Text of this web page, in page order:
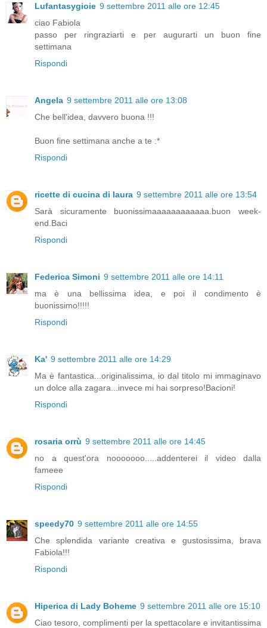
Lufantasygioie 9 settembre 2011 alle ore 12:45
ciao Fabiola
passo per ringraziarti e per augurarti un buon fine
settimana
Rispondi
Angela 9 settembre 2011 alle ore 13:08
Che bell'idea, davvero buona !!!
Buon fine settimana anche a te :*
Rispondi
ricette di cucina di laura 9 settembre 2011 alle ore 13:54
Sarà sicuramente buonissimaaaaaaaaaaaa.buon week-
end.Baci
Rispondi
Federica Simoni 9 settembre 2011 alle ore 14:11
ma è una bellissima idea, e poi il condimento è
buonissimo!!!!!
Rispondi
Ka' 9 settembre 2011 alle ore 14:29
Ma è fantastica...originalissima, io dal titolo mi immaginavo
un dolce alla zagara...invece mi hai sorpreso!Bacioni!
Rispondi
rosaria orrù 9 settembre 2011 alle ore 14:45
no a quest'ora nooooooo.....addenterei il video dalla
fameee
Rispondi
speedy70 9 settembre 2011 alle ore 14:55
Che splendida variante creativa e gustosissima, brava
Fabiola!!!
Rispondi
Hiperica di Lady Boheme 9 settembre 2011 alle ore 15:10
Ciao tesoro, complimenti per la spettacolare e invitantissima